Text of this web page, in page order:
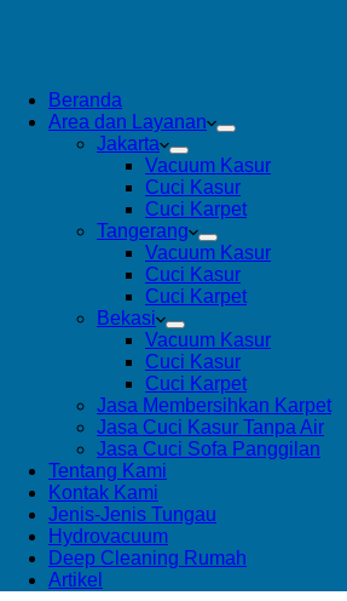
Beranda
Area dan Layanan
Jakarta
Vacuum Kasur
Cuci Kasur
Cuci Karpet
Tangerang
Vacuum Kasur
Cuci Kasur
Cuci Karpet
Bekasi
Vacuum Kasur
Cuci Kasur
Cuci Karpet
Jasa Membersihkan Karpet
Jasa Cuci Kasur Tanpa Air
Jasa Cuci Sofa Panggilan
Tentang Kami
Kontak Kami
Jenis-Jenis Tungau
Hydrovacuum
Deep Cleaning Rumah
Artikel